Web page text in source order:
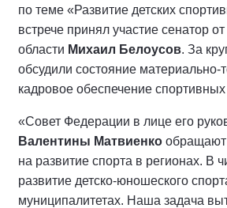
по теме «Развитие детских
встрече принял участие сенатор
области Михаил Белоусов. За
обсудили состояние материально-
кадровое обеспечение
«Совет Федерации в лице его
Валентины Матвиенко обращают
на развитие спорта в регионах. В
развитие детско-юношеского
муниципалитетах. Наша задача